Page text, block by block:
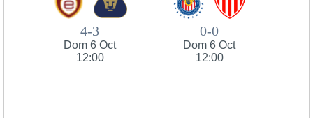
4-3
Dom 6 Oct
12:00
0-0
Dom 6 Oct
12:00